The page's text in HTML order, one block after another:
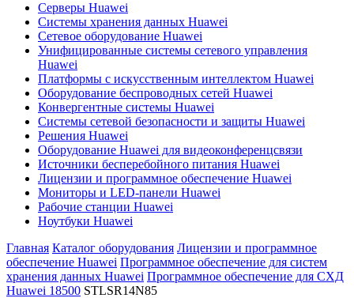
Серверы Huawei
Системы хранения данных Huawei
Сетевое оборудование Huawei
Унифицированные системы сетевого управления
Huawei
Платформы с искусственным интеллектом Huawei
Оборудование беспроводных сетей Huawei
Конвергентные системы Huawei
Системы сетевой безопасности и защиты Huawei
Решения Huawei
Оборудование Huawei для видеоконференцсвязи
Источники бесперебойного питания Huawei
Лицензии и программное обеспечение Huawei
Мониторы и LED-панели Huawei
Рабочие станции Huawei
Ноутбуки Huawei
Главная Каталог оборудования Лицензии и программное
обеспечение Huawei Программное обеспечение для систем
хранения данных Huawei Программное обеспечение для СХД
Huawei 18500 STLSR14N85